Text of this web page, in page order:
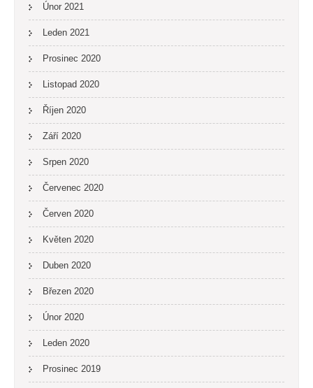
Únor 2021
Leden 2021
Prosinec 2020
Listopad 2020
Říjen 2020
Září 2020
Srpen 2020
Červenec 2020
Červen 2020
Květen 2020
Duben 2020
Březen 2020
Únor 2020
Leden 2020
Prosinec 2019